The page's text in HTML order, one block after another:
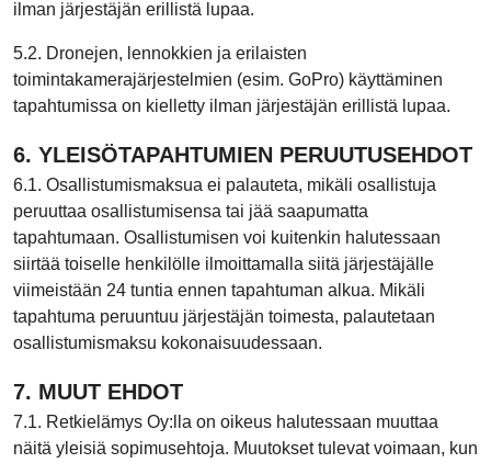
ilman järjestäjän erillistä lupaa.
5.2. Dronejen, lennokkien ja erilaisten
toimintakamerajärjestelmien (esim. GoPro) käyttäminen
tapahtumissa on kielletty ilman järjestäjän erillistä lupaa.
6. YLEISÖTAPAHTUMIEN PERUUTUSEHDOT
6.1. Osallistumismaksua ei palauteta, mikäli osallistuja
peruuttaa osallistumisensa tai jää saapumatta
tapahtumaan. Osallistumisen voi kuitenkin halutessaan
siirtää toiselle henkilölle ilmoittamalla siitä järjestäjälle
viimeistään 24 tuntia ennen tapahtuman alkua. Mikäli
tapahtuma peruuntuu järjestäjän toimesta, palautetaan
osallistumismaksu kokonaisuudessaan.
7. MUUT EHDOT
7.1. Retkielämys Oy:lla on oikeus halutessaan muuttaa
näitä yleisiä sopimusehtoja. Muutokset tulevat voimaan, kun